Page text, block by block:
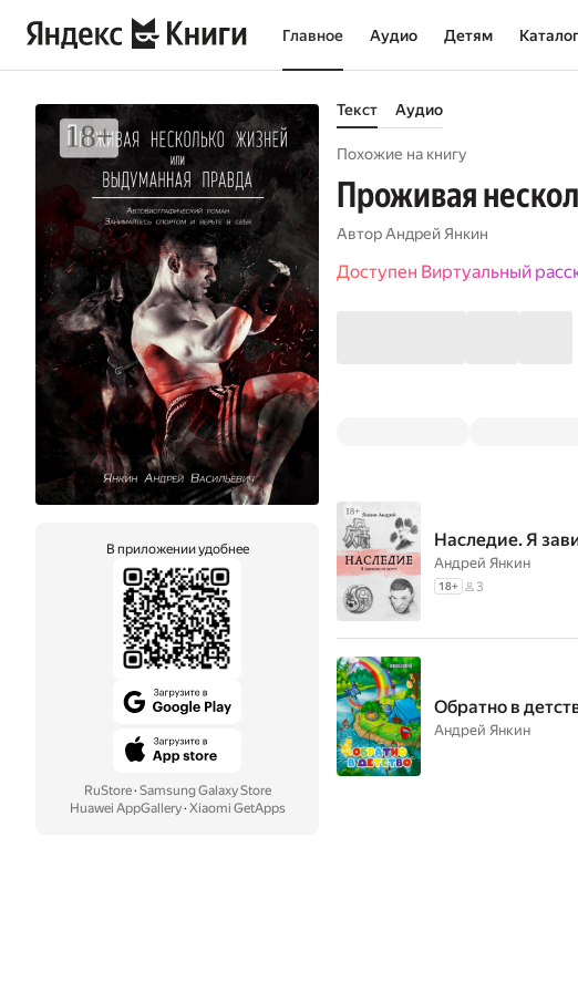
Главное Аудио Детям Каталог
В приложении удобнее
RuStore· Samsung Galaxy Store
Huawei AppGallery· Xiaomi GetApps
Текст Аудио
Похожие на книгу
Проживая
АвторАндрей Янкин
Доступен Виртуальный
Наследие. Я
Андрей Янкин
18+ 3
Обратно в
Андрей Янкин